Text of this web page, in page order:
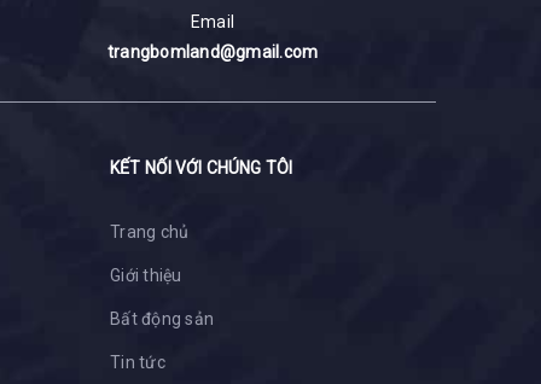
Email
trangbomland@gmail.com
KẾT NỐI VỚI CHÚNG TÔI
Trang chủ
Giới thiệu
Bất động sản
Tin tức